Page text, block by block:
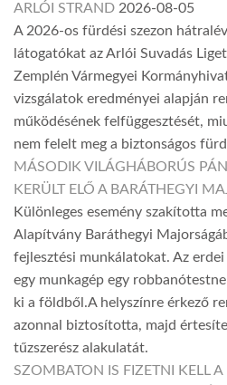
ARLÓI STRAND 2026-08-05
A 2026-os fürdési szezon
látogatókat az Arlói Suvadás
Zemplén Vármegyei
vizsgálatok eredményei alapján
működésének felfüggesztését,
nem felelt meg a biztonságos
MÁSODIK VILÁGHÁBORÚS
KERÜLT ELŐ A BARÁTHEGYI
Különleges esemény szakította
Alapítvány Baráthegyi
fejlesztési munkálatokat. Az
egy munkagép egy
ki a földből.A helyszínre érkező
azonnal biztosította, majd
tűzszerész alakulatát.
SZOMBATON IS FIZETNI KELL A